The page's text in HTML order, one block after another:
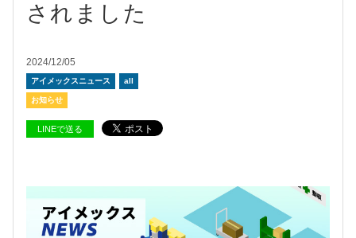
されました
2024/12/05
アイメックスニュース all
お知らせ
LINEで送る